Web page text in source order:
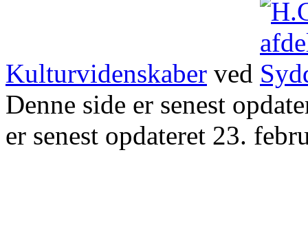
Kulturvidenskaber ved
Denne side er senest
er senest opdateret 23.